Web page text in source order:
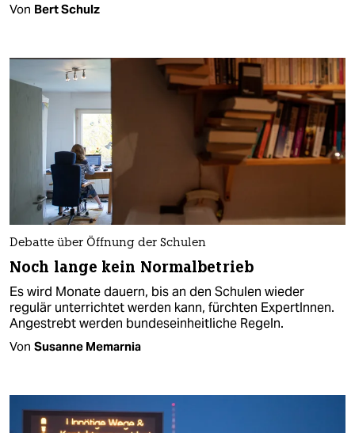
Von Bert Schulz
Debatte über Öffnung der Schulen
Noch lange kein Normalbetrieb
Es wird Monate dauern, bis an den Schulen wieder
regulär unterrichtet werden kann, fürchten ExpertInnen.
Angestrebt werden bundeseinheitliche Regeln.
Von Susanne Memarnia